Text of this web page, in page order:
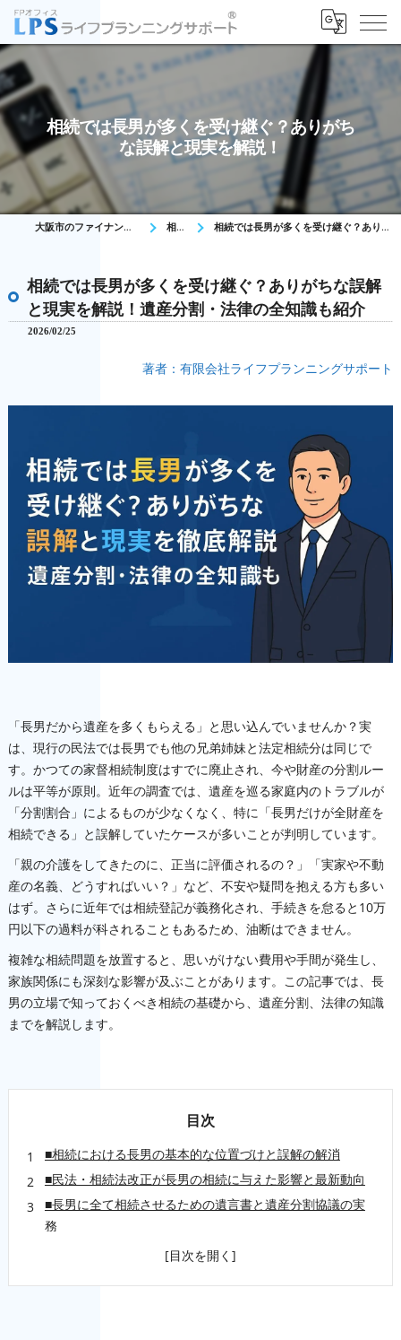
相続では長男が多くを受け継ぐ？ありがち
な誤解と現実を解説！
大阪市のファイナンシャルプランナーはFPオフィス LPS 相続コラム 相続では長男が多くを受け継ぐ？ありがちな誤解と現実を解説！遺産分割・法律の全知識も紹介
相続では長男が多くを受け継ぐ？ありがちな誤解
と現実を解説！遺産分割・法律の全知識も紹介
2026/02/25
著者：有限会社ライフプランニングサポート
「長男だから遺産を多くもらえる」と思い込んでいませんか？実
は、現行の民法では長男でも他の兄弟姉妹と法定相続分は同じで
す。かつての家督相続制度はすでに廃止され、今や財産の分割ルー
ルは平等が原則。近年の調査では、遺産を巡る家庭内のトラブルが
「分割割合」によるものが少なくなく、特に「長男だけが全財産を
相続できる」と誤解していたケースが多いことが判明しています。
「親の介護をしてきたのに、正当に評価されるの？」「実家や不動
産の名義、どうすればいい？」など、不安や疑問を抱える方も多い
はず。さらに近年では相続登記が義務化され、手続きを怠ると10万
円以下の過料が科されることもあるため、油断はできません。
複雑な相続問題を放置すると、思いがけない費用や手間が発生し、
家族関係にも深刻な影響が及ぶことがあります。この記事では、長
男の立場で知っておくべき相続の基礎から、遺産分割、法律の知識
までを解説します。
目次
■相続における長男の基本的な位置づけと誤解の解消
■民法・相続法改正が長男の相続に与えた影響と最新動向
■長男に全て相続させるための遺言書と遺産分割協議の実
務
■兄弟姉妹間の公平性と長男の介護・寄与分の取り扱い